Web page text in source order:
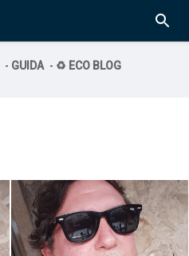
- GUIDA - ♻️ ECO BLOG